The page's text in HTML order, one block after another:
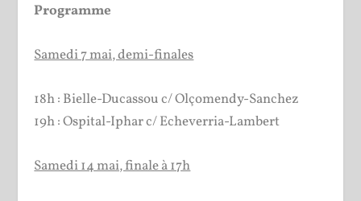
Programme
Samedi 7 mai, demi-finales
18h : Bielle-Ducassou c/ Olçomendy-Sanchez
19h : Ospital-Iphar c/ Echeverria-Lambert
Samedi 14 mai, finale à 17h